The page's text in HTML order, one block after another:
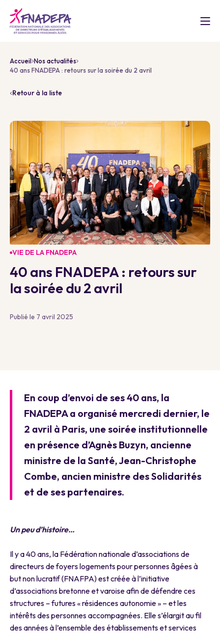
Accueil Nos actualités
40 ans FNADEPA : retours sur la soirée du 2 avril
Retour à la liste
VIE DE LA FNADEPA
40 ans FNADEPA : retours sur
la soirée du 2 avril
Publié le 7 avril 2025
En coup d’envoi de ses 40 ans, la
FNADEPA a organisé mercredi dernier, le
2 avril à Paris, une soirée institutionnelle
en présence d’Agnès Buzyn, ancienne
ministre de la Santé, Jean-Christophe
Combe, ancien ministre des Solidarités
et de ses partenaires.
Un peu d’histoire…
Il y a 40 ans, la Fédération nationale d’associations de
directeurs de foyers logements pour personnes âgées à
but non lucratif (FNAFPA) est créée à l’initiative
d’associations bretonne et varoise afin de défendre ces
structures – futures « résidences autonomie » – et les
intérêts des personnes accompagnées. Elle s’élargit au fil
des années à l’ensemble des établissements et services